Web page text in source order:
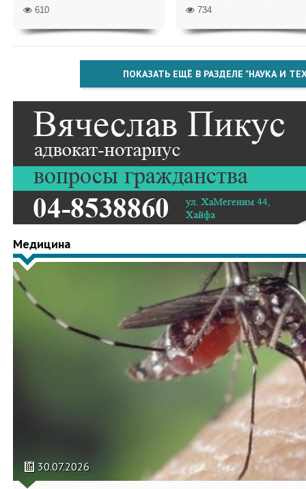
610 734
ПОКАЗАТЬ ЕЩЁ В РАЗДЕЛЕ "НАУКА И
Медицина
30.07.2026